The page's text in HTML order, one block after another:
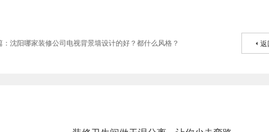
：沈阳哪家装修公司电视背景墙设计的好？都什么风格？ 返